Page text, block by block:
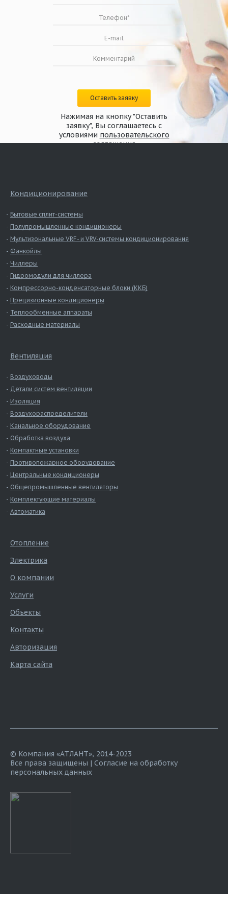
Оставить заявку
Нажимая на кнопку "Оставить
заявку", Вы соглашаетесь с
условиями пользовательского
соглашения
Кондиционирование
Бытовые сплит-системы
Полупромышленные кондиционеры
Мультизональные VRF- и VRV-системы кондиционирования
Фанкойлы
Чиллеры
Гидромодули для чиллера
Компрессорно-конденсаторные блоки (ККБ)
Прецизионные кондиционеры
Теплообменные аппараты
Расходные материалы
Вентиляция
Воздуховоды
Детали систем вентиляции
Изоляция
Воздухораспределители
Канальное оборудование
Обработка воздуха
Компактные установки
Противопожарное оборудование
Центральные кондиционеры
Общепромышленные вентиляторы
Комплектующие материалы
Автоматика
Отопление
Электрика
О компании
Услуги
Объекты
Контакты
Авторизация
Карта сайта
© Компания «АТЛАНТ», 2014-2023
Все права защищены | Согласие на обработку
персональных данных